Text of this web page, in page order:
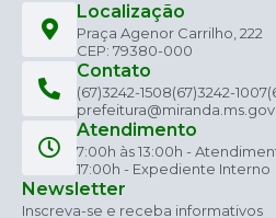
Localização
Praça Agenor Carrilho, 222
CEP: 79380-000
Contato
(67)3242-1508(67)3242-1007
Atendimento
7:00h às 13:00h -
17:00h - Expediente Interno
Newsletter
Inscreva-se e receba informativos